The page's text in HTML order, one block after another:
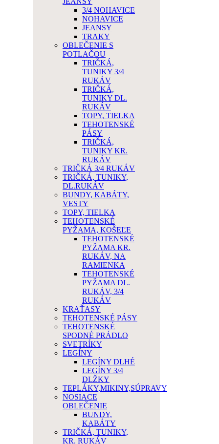
3/4 NOHAVICE
NOHAVICE
JEANSY
TRAKY
OBLEČENIE S
POTLAČOU
TRIČKÁ,
TUNIKY 3/4
RUKÁV
TRIČKÁ,
TUNIKY DL.
RUKÁV
TOPY, TIELKA
TEHOTENSKÉ
PÁSY
TRIČKÁ,
TUNIKY KR.
RUKÁV
TRIČKÁ 3/4 RUKÁV
TRIČKÁ, TUNIKY,
DL.RUKÁV
BUNDY, KABÁTY,
VESTY
TOPY, TIELKA
TEHOTENSKÉ
PYŽAMA, KOŠEĽE
TEHOTENSKÉ
PYŽAMA KR.
RUKÁV, NA
RAMIENKA
TEHOTENSKÉ
PYŽAMA DL.
RUKÁV, 3/4
RUKÁV
KRAŤASY
TEHOTENSKÉ PÁSY
TEHOTENSKÉ
SPODNÉ PRÁDLO
SVETRÍKY
LEGÍNY
LEGÍNY DLHÉ
LEGÍNY 3/4
DLŽKY
TEPLÁKY,MIKINY,SÚPRAVY
NOSIACE
OBLEČENIE
BUNDY,
KABÁTY
TRIČKÁ, TUNIKY,
KR. RUKÁV